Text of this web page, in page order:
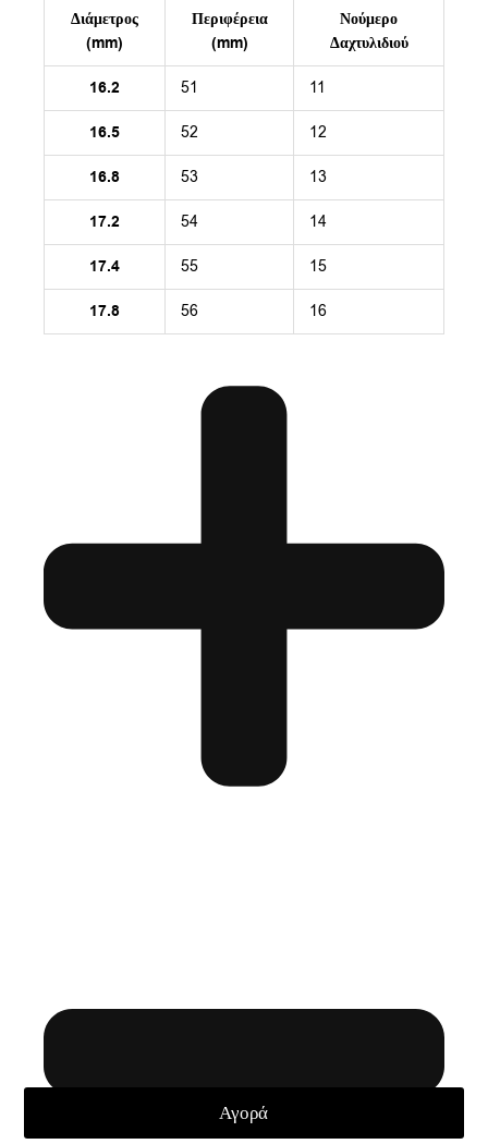
Αγορά
Διάμετρος
(mm)
Περιφέρεια
(mm)
Νούμερο
Δαχτυλιδιού
16.2 51 11
16.5 52 12
16.8 53 13
17.2 54 14
17.4 55 15
17.8 56 16